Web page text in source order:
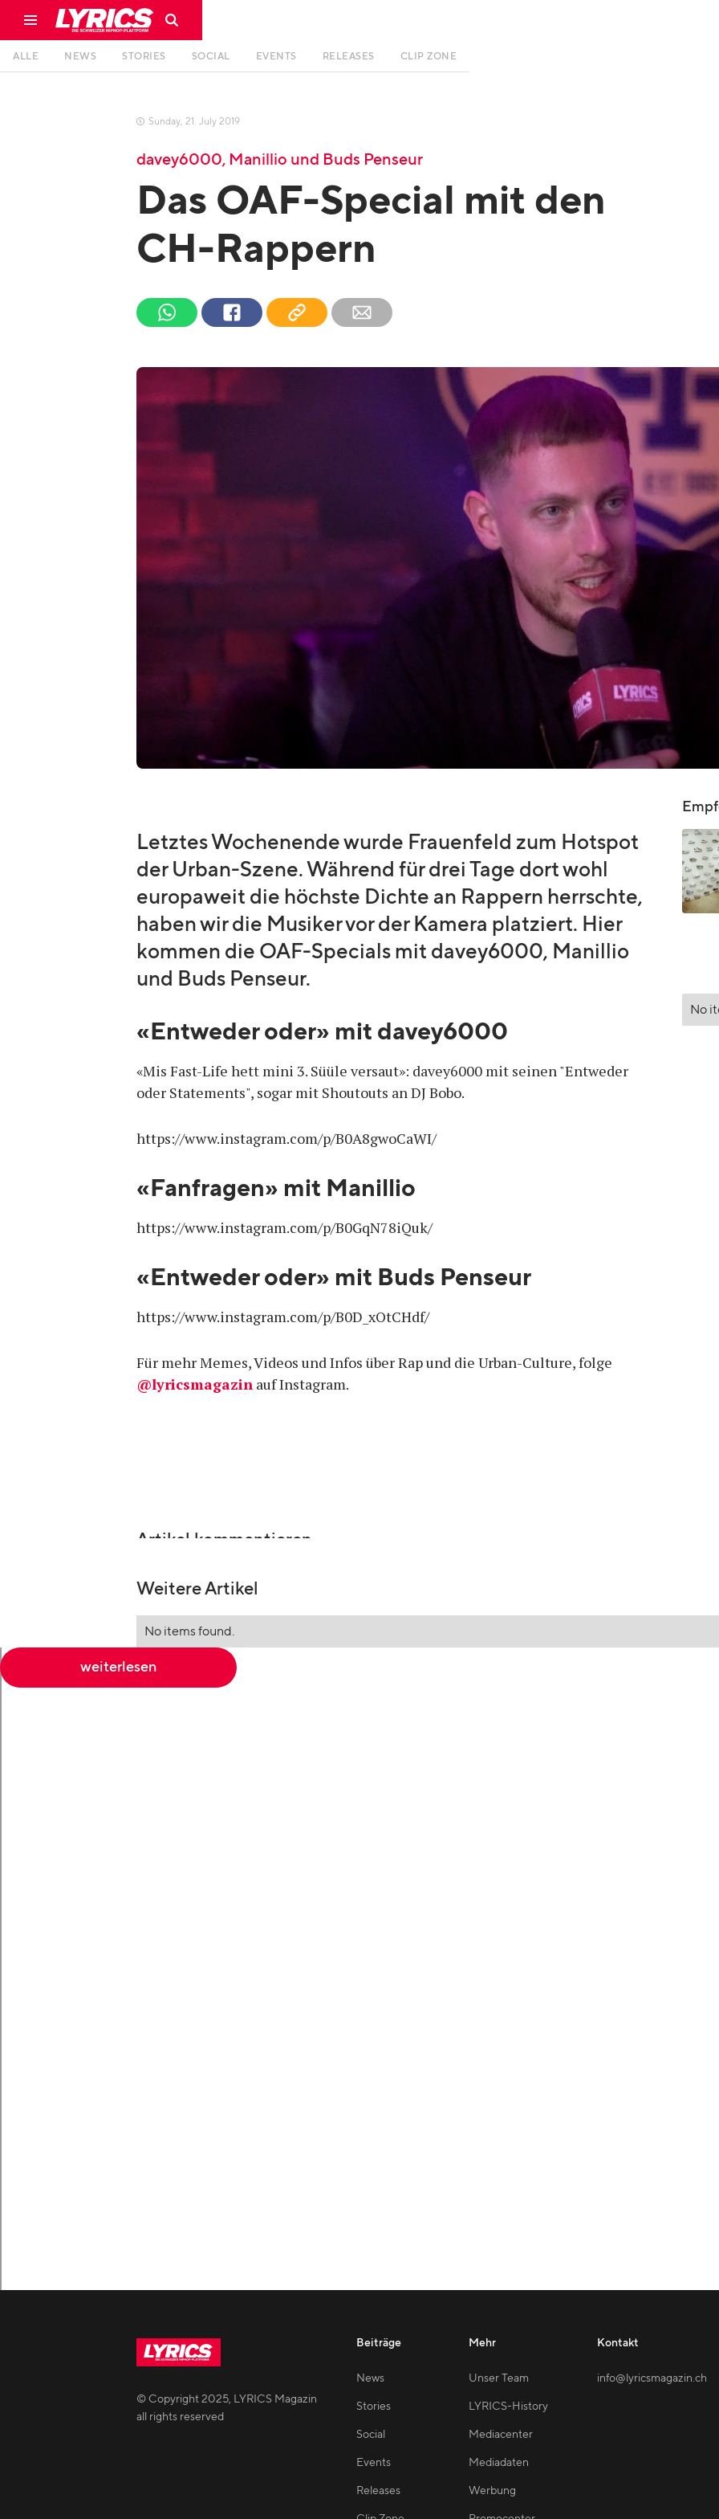
ALLE NEWS STORIES SOCIAL EVENTS RELEASES CLIP ZONE
 Sunday, 21. July 2019
davey6000, Manillio und Buds Penseur
Das OAF-Special mit den
CH-Rappern
Letztes Wochenende wurde Frauenfeld zum Hotspot
der Urban-Szene. Während für drei Tage dort wohl
europaweit die höchste Dichte an Rappern herrschte,
haben wir die Musiker vor der Kamera platziert. Hier
kommen die OAF-Specials mit davey6000, Manillio
und Buds Penseur.
«Entweder oder» mit davey6000
«Mis Fast-Life hett mini 3. Süüle versaut»: davey6000 mit seinen "Entweder
oder Statements", sogar mit Shoutouts an DJ Bobo.
https://www.instagram.com/p/B0A8gwoCaWI/
«Fanfragen» mit Manillio
https://www.instagram.com/p/B0GqN78iQuk/
«Entweder oder» mit Buds Penseur
https://www.instagram.com/p/B0D_xOtCHdf/
Für mehr Memes, Videos und Infos über Rap und die Urban-Culture, folge
@lyricsmagazin auf Instagram.
Artikel kommentieren
No
Weitere Artikel
No items found.
weiterlesen
© Copyright2025, LYRICS Magazin
all rights reserved
Beiträge
News
Stories
Social
Events
Releases
Mehr
Unser Team
LYRICS-History
Mediacenter
Mediadaten
Werbung
Kontakt
info@lyricsmagazin.ch